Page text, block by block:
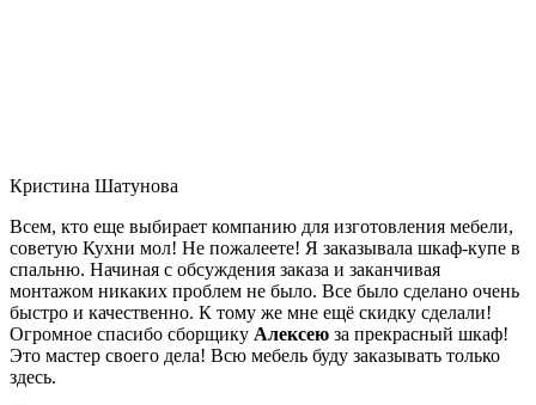
Кристина Шатунова
Всем, кто еще выбирает компанию для изготовления мебели,
советую Кухни мол! Не пожалеете! Я заказывала шкаф-купе в
спальню. Начиная с обсуждения заказа и заканчивая
монтажом никаких проблем не было. Все было сделано очень
быстро и качественно. К тому же мне ещё скидку сделали!
Огромное спасибо сборщику Алексею за прекрасный шкаф!
Это мастер своего дела! Всю мебель буду заказывать только
здесь.